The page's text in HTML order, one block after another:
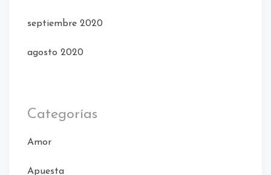
septiembre 2020
agosto 2020
Categorías
Amor
Apuesta